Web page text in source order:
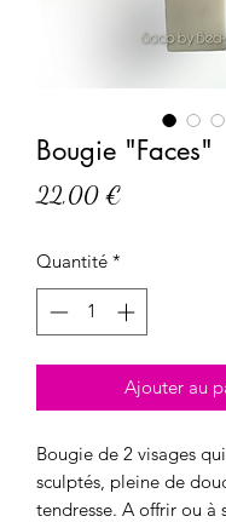
Bougie "Faces"
22,00 €
Quantité *
Ajouter au
Bougie de 2 visages
sculptés, pleine de
tendresse. A offrir ou à